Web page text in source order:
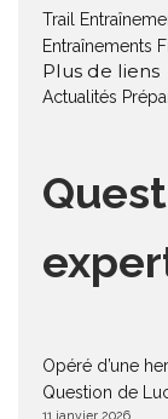
Trail
Entraînements
Plus de liens
Actualités
Opéré d’une
Question de
11 janvier 2026